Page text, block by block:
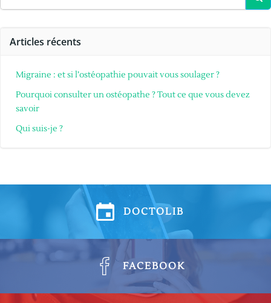
for:
Articles récents
Migraine : et si l’ostéopathie pouvait vous soulager ?
Pourquoi consulter un ostéopathe ? Tout ce que vous devez
savoir
Qui suis-je ?
DOCTOLIB
FACEBOOK